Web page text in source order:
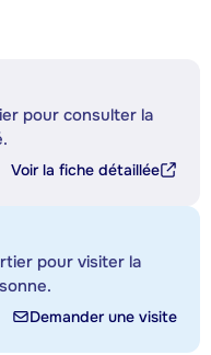
pour consulter la
Voir la fiche détaillée
pour visiter la
Demander une visite